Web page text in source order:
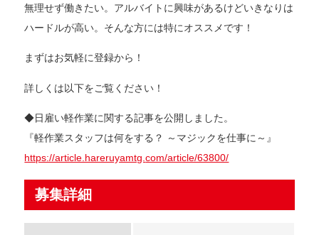
無理せず働きたい。 アルバイトに興味があるけどいきなりは
ハードルが高い。 そんな方には特にオススメです！
まずはお気軽に登録から！
詳しくは以下をご覧ください！
◆日雇い軽作業に関する記事を公開しました。
『軽作業スタッフは何をする？ ～マジックを仕事に～』
https://article.hareruyamtg.com/article/63800/
募集詳細